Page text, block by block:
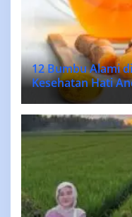
12 Bumbu Alami
Kesehatan Hati